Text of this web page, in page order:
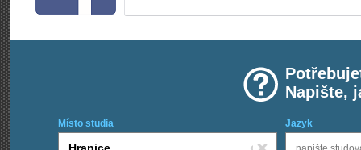
Napište,
Místo studia Jazyk